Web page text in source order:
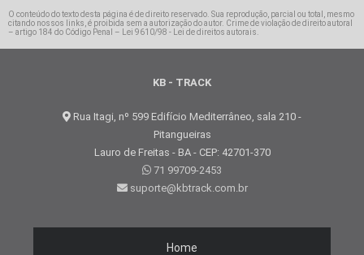
O conteúdo do texto desta página é de direito reservado. Sua reprodução, parcial ou total, mesmo
citando nossos links, é proibida sem a autorização do autor. Crime de violação de direito autoral
– artigo 184 do Código Penal –
Lei 9610/98 - Lei de direitos autorais
KB - TRACK
Rua Itagi, nº 599 Edifício Mediterrâneo, sala 210 -
Pitangueiras
Lauro de Freitas - BA - CEP: 42701-370
71 99709-2453
suporte@kbtrack.com.br
Home